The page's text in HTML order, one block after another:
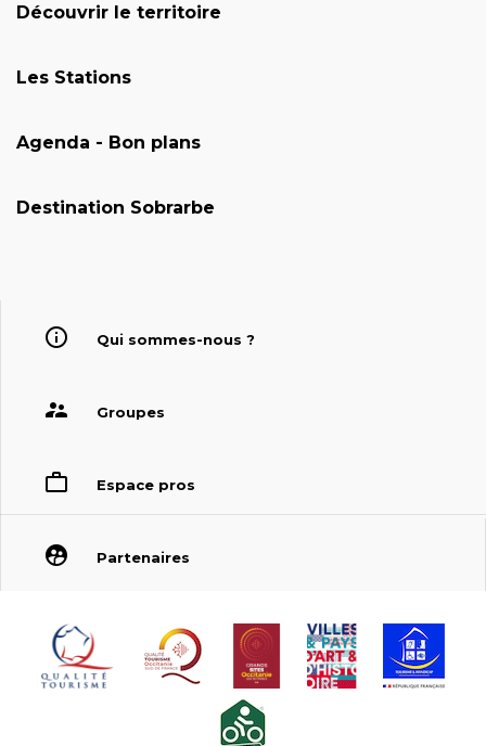
Découvrir le territoire
Les Stations
Agenda - Bon plans
Destination Sobrarbe
Qui sommes-nous ?
Groupes
Espace pros
Partenaires